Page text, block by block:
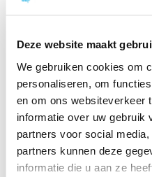
Deze website maakt
We gebruiken cookies om
personaliseren, om
en om ons websiteverkeer
informatie over uw gebruik
partners voor social
partners kunnen deze
informatie die u aan ze